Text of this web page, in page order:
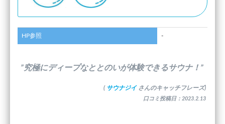
HP参照 -
”究極にディープなととのいが体験できるサウナ！”
( サウナジイ さんのキャッチフレーズ)
口コミ投稿日：2023.2.13